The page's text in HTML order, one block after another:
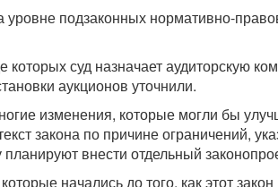
уровне подзаконных нормативно-
суд назначает аудиторскую
аукционов уточнили.
изменения, которые могли бы
закона по причине ограничений,
внести отдельный
начались до того, как этот закон